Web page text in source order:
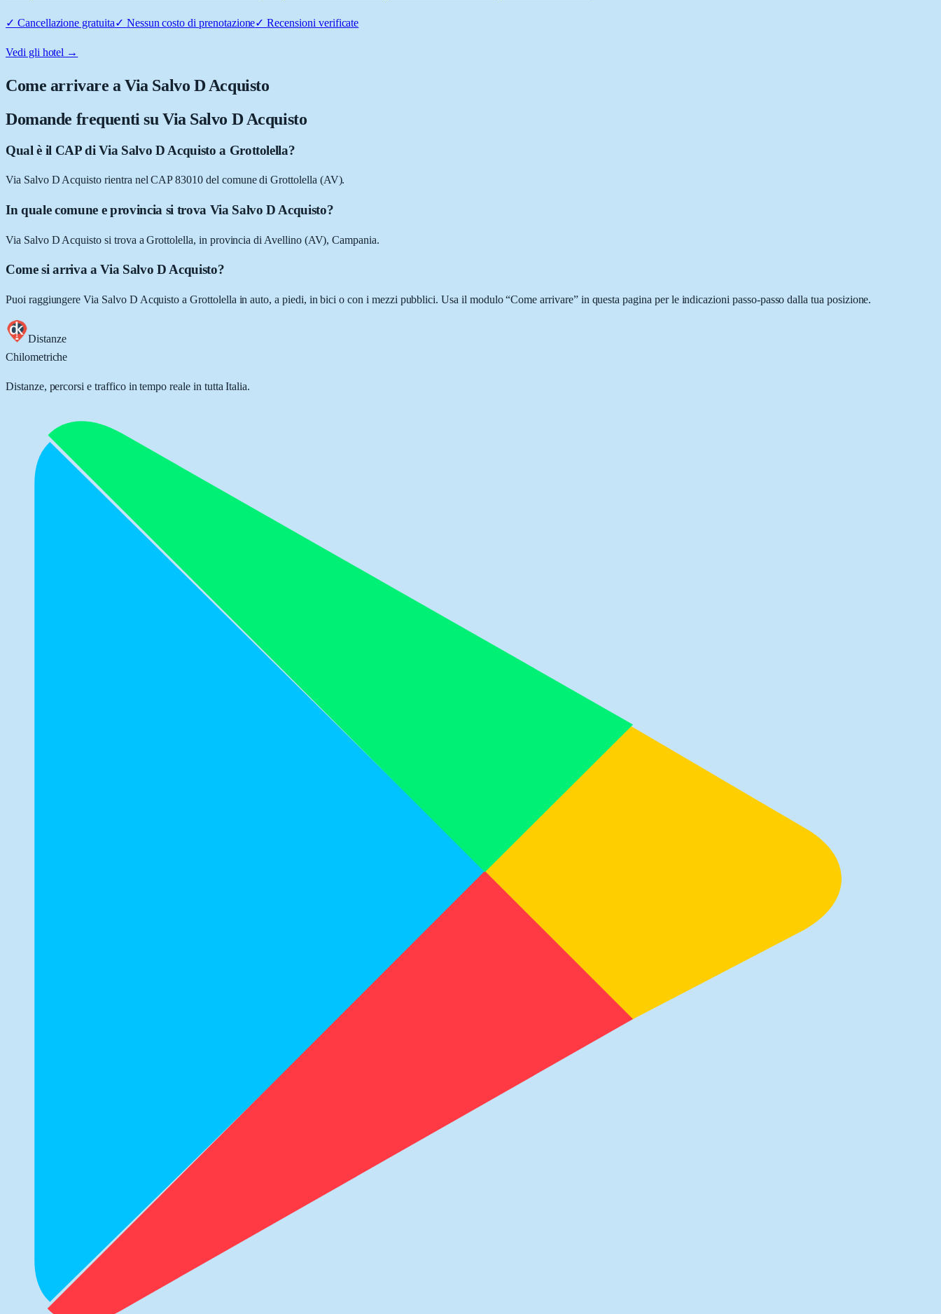
✓ Cancellazione gratuita✓ Nessun costo di prenotazione✓Recensioni verificate
Vedi gli hotel →
Come arrivare aVia Salvo D Acquisto
Domande frequenti su Via Salvo D Acquisto
Qual è il CAP di Via Salvo D Acquisto a Grottolella?
Via Salvo D Acquisto rientra nel CAP 83010 del comune di Grottolella (AV).
In quale comune e provincia si trova Via Salvo D Acquisto?
Via Salvo D Acquisto si trova a Grottolella, in provincia di Avellino (AV), Campania.
Come si arriva a Via Salvo D Acquisto?
Puoi raggiungere Via Salvo D Acquisto a Grottolella in auto, a piedi, in bici o con i mezzi pubblici. Usa il modulo “Come arrivare” in questa pagina per le indicazioni passo-passo dalla tua posizione.
Distanze
Chilometriche
Distanze, percorsi e traffico in tempo reale in tutta Italia.